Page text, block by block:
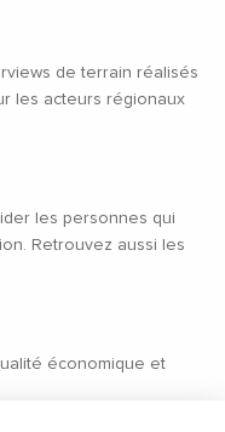
de terrain réalisés
les acteurs régionaux
les personnes qui
Retrouvez aussi les
économique et